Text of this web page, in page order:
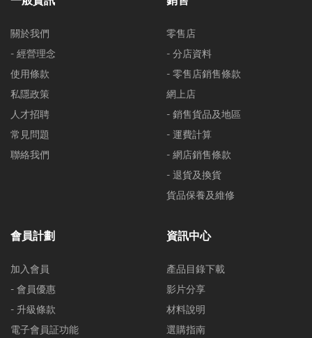
關於我們
- 經營理念
使用條款
私隱政策
人才招聘
常見問題
聯絡我們
零售店
- 分店資料
- 零售店銷售條款
網上店
- 銷售貨品及地區
- 運費計算
- 網店銷售條款
- 退貨及換貨
貨品保養及維修
會員計劃
加入會員
- 會員優惠
- 升級條款
電子會員証功能
資訊中心
產品目錄下載
影片分享
材料說明
選購指南